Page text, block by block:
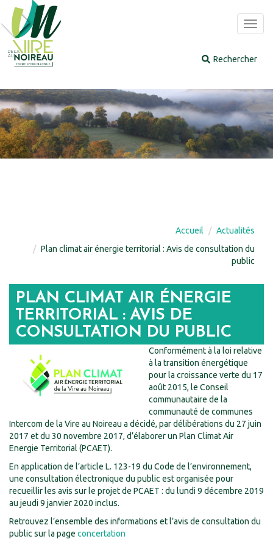
Accueil
Actualités
Plan climat air énergie territorial : Avis de consultation du
public
PLAN CLIMAT AIR ÉNERGIE
TERRITORIAL : AVIS DE
CONSULTATION DU PUBLIC
Conformément à la loi relative
à la transition énergétique
pour la croissance verte du 17
août 2015, le Conseil
communautaire de la
communauté de communes
Intercom de la Vire au Noireau a décidé, par délibérations du 27 juin
2017 et du 30 novembre 2017, d’élaborer un Plan Climat Air
Energie Territorial (PCAET).
En application de l’article L. 123-19 du Code de l’environnement,
une consultation électronique du public est organisée pour
recueillir les avis sur le projet de PCAET : du lundi 9 décembre 2019
au jeudi 9 janvier 2020 inclus.
Retrouvez l’ensemble des informations et l’avis de consultation du
public sur la page concertation
Panneau de gestion des cookies